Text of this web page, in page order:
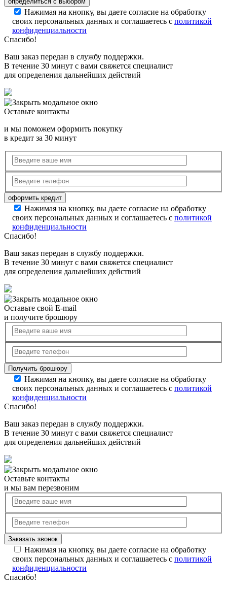
Нажимая на кнопку, вы даете согласие на обработку
своих персональных данных и соглашаетесь с политикой
конфиденциальности
Спасибо!
Ваш заказ передан в службу поддержки.
В течение 30 минут с вами свяжется специалист
для определения дальнейших действий
Оставьте контакты
и мы поможем оформить покупку
в кредит за 30 минут
Нажимая на кнопку, вы даете согласие на обработку
своих персональных данных и соглашаетесь с политикой
конфиденциальности
Спасибо!
Ваш заказ передан в службу поддержки.
В течение 30 минут с вами свяжется специалист
для определения дальнейших действий
Оставьте свой E-mail
и получите брошюру
Нажимая на кнопку, вы даете согласие на обработку
своих персональных данных и соглашаетесь с политикой
конфиденциальности
Спасибо!
Ваш заказ передан в службу поддержки.
В течение 30 минут с вами свяжется специалист
для определения дальнейших действий
Оставьте контакты
и мы вам перезвоним
Нажимая на кнопку, вы даете согласие на обработку
своих персональных данных и соглашаетесь с политикой
конфиденциальности
Спасибо!